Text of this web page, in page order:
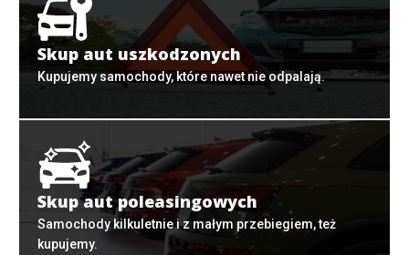
Skup aut uszkodzonych
Kupujemy samochody, które nawet nie odpalają.
Skup aut poleasingowych
Samochody kilkuletnie i z małym przebiegiem, też
kupujemy.